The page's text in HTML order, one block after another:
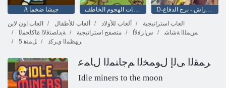
A جيشا ضخما تكتيكات الهجوم الخاطف
D-يوم: راش - برج الدفاع
العاب اون لاين
ألعاب للأطفال ألعاب للأولاد
العاب استراتيجية
ﺔﻳﺩﺎﺼﺘﻗﻻ ﺍ ﺓﺎﻛﺎﺤﻤﻟﺍ
متصفح استراتيجية ﺱﺍﺮﻓﻷ ﺍ
ﺲﻤﻠﻟﺍ ﺔﺷﺎﺷ
5 ﻞﻤﺘﻫ
ﺮﻬﻈﻤﻟﺍ ﻱﺮﻛﺫ
ﺮﻤﻘﻟﺍ ﻰﻟﺇ ﻝﻮﻤﺨﻟﺍ ﻢﺟﺎﻨﻤﻟﺍ ﻝﺎﻤﻋ
Idle miners to the moon